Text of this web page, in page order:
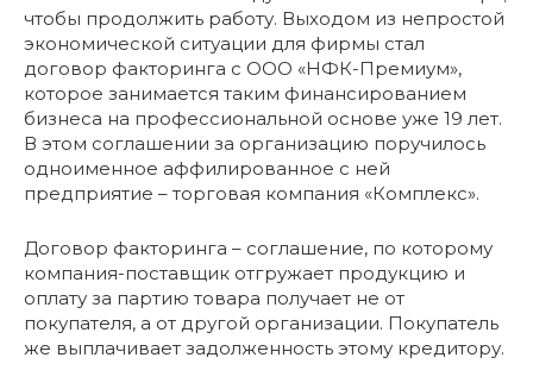
чтобы продолжить работу. Выходом из непростой
экономической ситуации для фирмы стал
договор факторинга с ООО «НФК-Премиум»,
которое занимается таким финансированием
бизнеса на профессиональной основе уже 19 лет.
В этом соглашении за организацию поручилось
одноименное аффилированное с ней
предприятие – торговая компания «Комплекс».
Договор факторинга – соглашение, по которому
компания-поставщик отгружает продукцию и
оплату за партию товара получает не от
покупателя, а от другой организации. Покупатель
же выплачивает задолженность этому кредитору.